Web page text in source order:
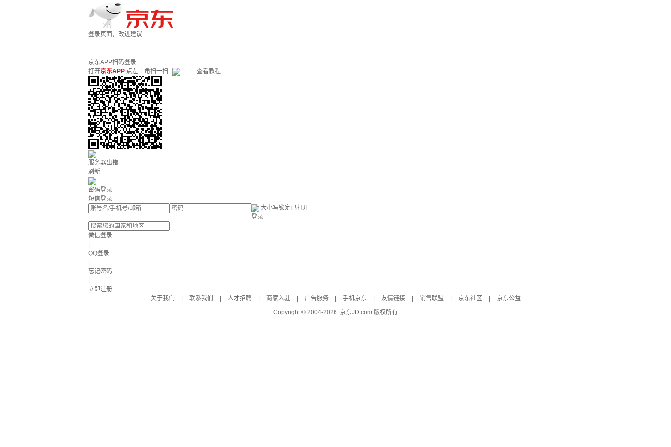
登录页面，改进建议
京东APP扫码登录
打开京东APP 点左上角扫一扫 查看教程
服务器出错
刷新
密码登录
短信登录
大小写锁定已打开
登录
微信登录
QQ登录
忘记密码
立即注册
关于我们
联系我们 人才招聘 商家入驻 广告服务 手机京东 友情链接 销售联盟 京东社区
京东公益
Copyright © 2004-2026 京东JD.com 版权所有